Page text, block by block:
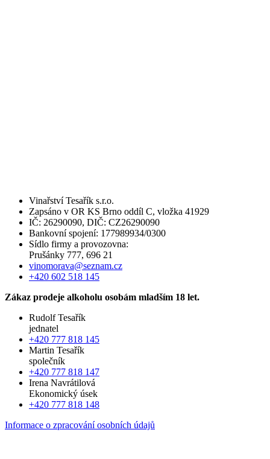
Vinařství Tesařík s.r.o.
Zapsáno v OR KS Brno oddíl C, vložka 41929
IČ: 26290090, DIČ: CZ26290090
Bankovní spojení: 177989934/0300
Sídlo firmy a provozovna:
Prušánky 777, 696 21
vinomorava@seznam.cz
+420 602 518 145
Zákaz prodeje alkoholu osobám mladším 18 let.
Rudolf Tesařík
jednatel
+420 777 818 145
Martin Tesařík
společník
+420 777 818 147
Irena Navrátilová
Ekonomický úsek
+420 777 818 148
Informace o zpracování osobních údajů